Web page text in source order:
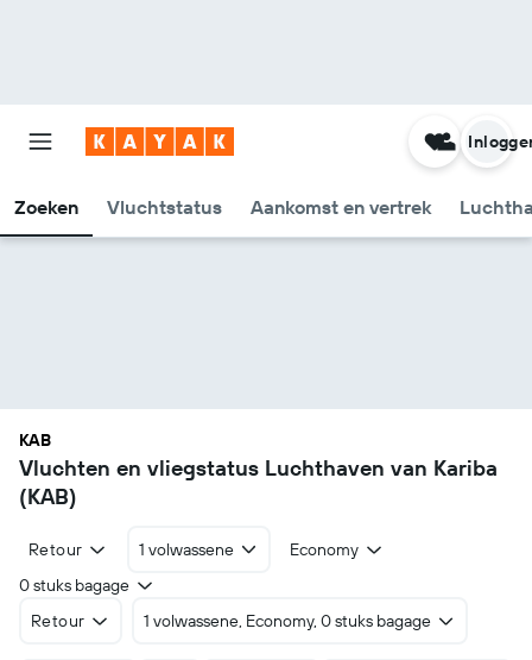
Zoeken Vluchtstatus Aankomst en vertrek
KAB
Vluchten en vliegstatus Luchthaven van Kariba
(KAB)
Retour 1 volwassene
Economy
0 stuks bagage
Retour
1 volwassene, Economy, 0 stuks bagage